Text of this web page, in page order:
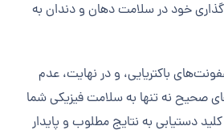
خود در سلامت دهان و دندان به
باکتریایی، و در نهایت، عدم
صحیح نه تنها به سلامت فیزیکی شما
دستیابی به نتایج مطلوب و پایدار